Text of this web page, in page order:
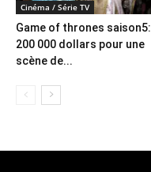
Cinéma / Série TV
Game of thrones saison5:
200 000 dollars pour une
scène de...